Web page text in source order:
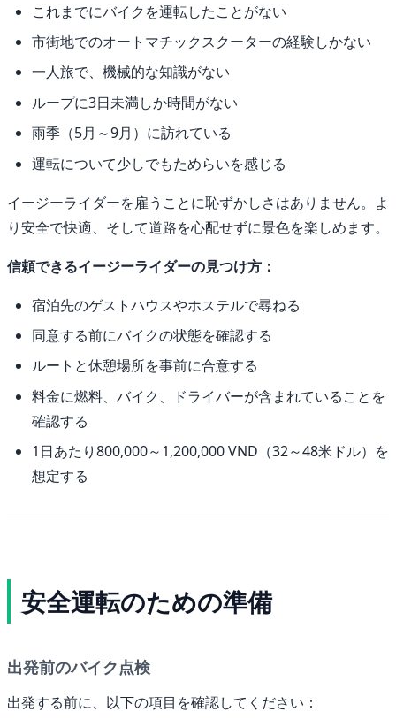
これまでにバイクを運転したことがない
市街地でのオートマチックスクーターの経験しかない
一人旅で、機械的な知識がない
ループに3日未満しか時間がない
雨季（5月～9月）に訪れている
運転について少しでもためらいを感じる
イージーライダーを雇うことに恥ずかしさはありません。よ
り安全で快適、そして道路を心配せずに景色を楽しめます。
信頼できるイージーライダーの見つけ方：
宿泊先のゲストハウスやホステルで尋ねる
同意する前にバイクの状態を確認する
ルートと休憩場所を事前に合意する
料金に燃料、バイク、ドライバーが含まれていることを
確認する
1日あたり800,000～1,200,000 VND（32～48米ドル）を
想定する
安全運転のための準備
出発前のバイク点検
出発する前に、以下の項目を確認してください：